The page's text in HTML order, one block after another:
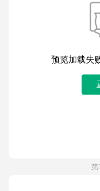
预览加载失
第